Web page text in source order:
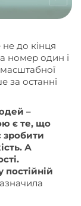
не до кінця
номер один і
за останні
–
є те, що
зробити
А